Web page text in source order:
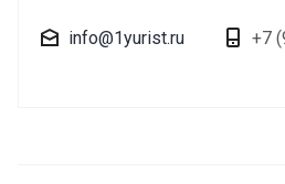
info@1yurist.ru +7